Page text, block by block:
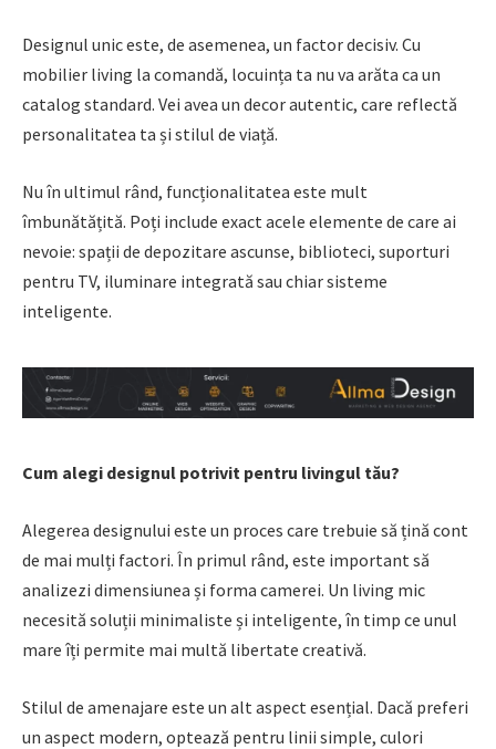
Designul unic este, de asemenea, un factor decisiv. Cu
mobilier living la comandă, locuința ta nu va arăta ca un
catalog standard. Vei avea un decor autentic, care reflectă
personalitatea ta și stilul de viață.
Nu în ultimul rând, funcționalitatea este mult
îmbunătățită. Poți include exact acele elemente de care ai
nevoie: spații de depozitare ascunse, biblioteci, suporturi
pentru TV, iluminare integrată sau chiar sisteme
inteligente.
Cum alegi designul potrivit pentru livingul tău?
Alegerea designului este un proces care trebuie să țină cont
de mai mulți factori. În primul rând, este important să
analizezi dimensiunea și forma camerei. Un living mic
necesită soluții minimaliste și inteligente, în timp ce unul
mare îți permite mai multă libertate creativă.
Stilul de amenajare este un alt aspect esențial. Dacă preferi
un aspect modern, optează pentru linii simple, culori